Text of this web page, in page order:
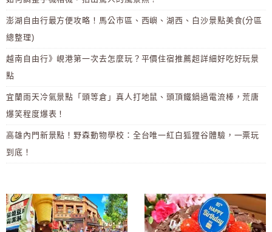
澎湖自由行最方便攻略！馬公市區、西嶼、湖西、白沙景點美食(分區
總整理)
越南自由行》峴港第一次去怎麼玩？平價住宿推薦超詳細好吃好玩景
點
宜蘭雨天冷氣景點「頭等倉」真人打地鼠、頭頂鐵鍋過電流棒，荒唐
爆笑程度爆表！
高雄內門新景點！野森動物學校：全台唯一紅白狐狸谷體驗，一票玩
到底！